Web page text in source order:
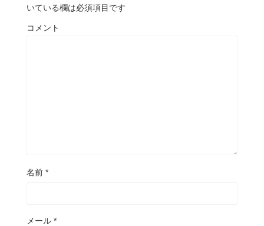
いている欄は必須項目です
コメント
名前 *
メール *